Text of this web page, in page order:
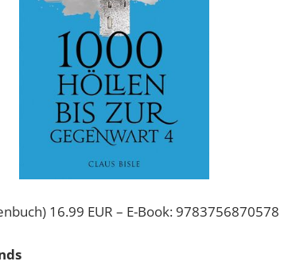
16.99 EUR – E-Book: 9783756870578